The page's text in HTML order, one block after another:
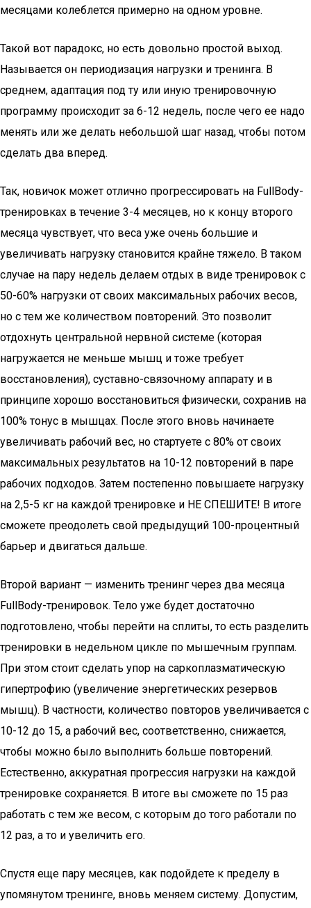
месяцами колеблется примерно на одном уровне.
Такой вот парадокс, но есть довольно простой выход.
Называется он периодизация нагрузки и тренинга. В
среднем, адаптация под ту или иную тренировочную
программу происходит за 6-12 недель, после чего ее надо
менять или же делать небольшой шаг назад, чтобы потом
сделать два вперед.
Так, новичок может отлично прогрессировать на FullBody-
тренировках в течение 3-4 месяцев, но к концу второго
месяца чувствует, что веса уже очень большие и
увеличивать нагрузку становится крайне тяжело. В таком
случае на пару недель делаем отдых в виде тренировок с
50-60% нагрузки от своих максимальных рабочих весов,
но с тем же количеством повторений. Это позволит
отдохнуть центральной нервной системе (которая
нагружается не меньше мышц и тоже требует
восстановления), суставно-связочному аппарату и в
принципе хорошо восстановиться физически, сохранив на
100% тонус в мышцах. После этого вновь начинаете
увеличивать рабочий вес, но стартуете с 80% от своих
максимальных результатов на 10-12 повторений в паре
рабочих подходов. Затем постепенно повышаете нагрузку
на 2,5-5 кг на каждой тренировке и НЕ СПЕШИТЕ! В итоге
сможете преодолеть свой предыдущий 100-процентный
барьер и двигаться дальше.
Второй вариант — изменить тренинг через два месяца
FullBody-тренировок. Тело уже будет достаточно
подготовлено, чтобы перейти на сплиты, то есть разделить
тренировки в недельном цикле по мышечным группам.
При этом стоит сделать упор на саркоплазматическую
гипертрофию (увеличение энергетических резервов
мышц). В частности, количество повторов увеличивается с
10-12 до 15, а рабочий вес, соответственно, снижается,
чтобы можно было выполнить больше повторений.
Естественно, аккуратная прогрессия нагрузки на каждой
тренировке сохраняется. В итоге вы сможете по 15 раз
работать с тем же весом, с которым до того работали по
12 раз, а то и увеличить его.
Спустя еще пару месяцев, как подойдете к пределу в
упомянутом тренинге, вновь меняем систему. Допустим,